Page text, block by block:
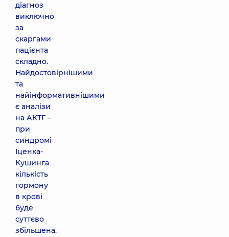
діагноз
виключно
за
скаргами
пацієнта
складно.
Найдостовірнішими
та
найінформативнішими
є аналізи
на АКТГ –
при
синдромі
Іценка-
Кушинга
кількість
гормону
в крові
буде
суттєво
збільшена.